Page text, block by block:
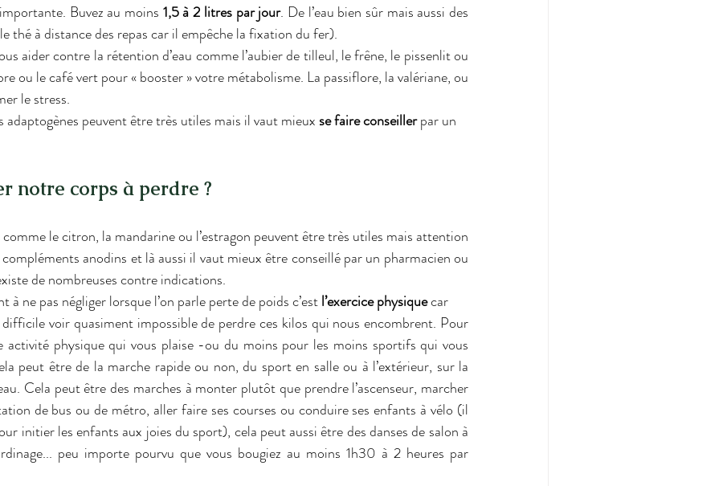
Buvez au moins 1,5 à 2 litres par jour. De l’eau bien sûr mais aussi des
thé à distance des repas car il empêche la fixation du fer).
aider contre la rétention d’eau comme l’aubier de tilleul, le frêne, le pissenlit ou
ou le café vert pour « booster » votre métabolisme. La passiflore, la valériane, ou
le stress.
adaptogènes peuvent être très utiles mais il vaut mieux se faire conseiller par un
notre corps à perdre ?
comme le citron, la mandarine ou l’estragon peuvent être très utiles mais attention
anodins et là aussi il vaut mieux être conseillé par un pharmacien ou
de nombreuses contre indications.
ne pas négliger lorsque l’on parle perte de poids c’est l’exercice physique car
voir quasiment impossible de perdre ces kilos qui nous encombrent. Pour
activité physique qui vous plaise -ou du moins pour les moins sportifs qui vous
peut être de la marche rapide ou non, du sport en salle ou à l’extérieur, sur la
Cela peut être des marches à monter plutôt que prendre l’ascenseur, marcher
de bus ou de métro, aller faire ses courses ou conduire ses enfants à vélo (il
initier les enfants aux joies du sport), cela peut aussi être des danses de salon à
peu importe pourvu que vous bougiez au moins 1h30 à 2 heures par